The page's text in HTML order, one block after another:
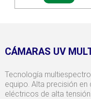
CÁMARAS UV
Tecnología
equipo. Alta precisión
eléctricos de alta tensión.